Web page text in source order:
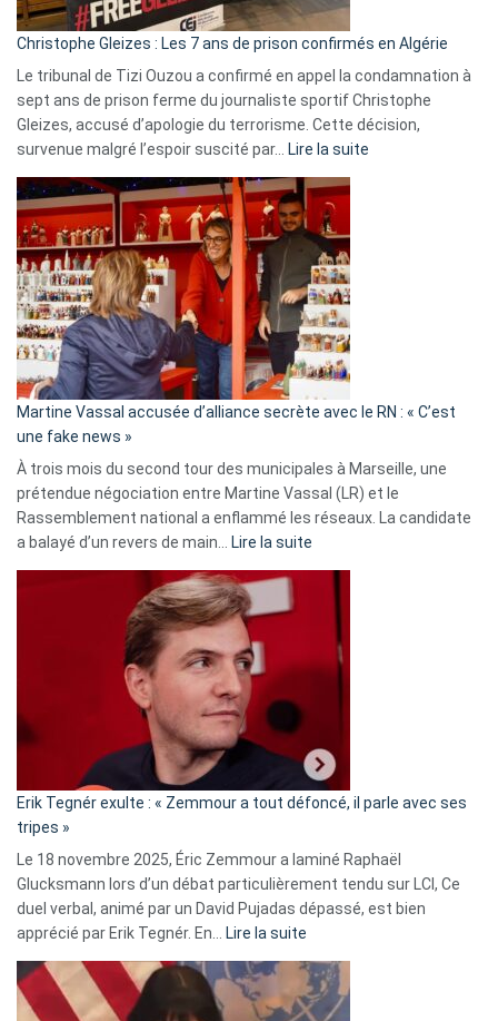
d’Israël
Christophe Gleizes : Les 7 ans de prison confirmés en Algérie
Le tribunal de Tizi Ouzou a confirmé en appel la condamnation à
sept ans de prison ferme du journaliste sportif Christophe
Gleizes, accusé d’apologie du terrorisme. Cette décision,
survenue malgré l’espoir suscité par…
Lire la suite
Algérie
Martine Vassal accusée d’alliance secrète avec le RN : « C’est
une fake news »
À trois mois du second tour des municipales à Marseille, une
prétendue négociation entre Martine Vassal (LR) et le
Rassemblement national a enflammé les réseaux. La candidate
a balayé d’un revers de main…
Lire la suite
d’alliance
secrète
«
C’est
fake
news
»
Erik Tegnér exulte : « Zemmour a tout défoncé, il parle avec ses
tripes »
Le 18 novembre 2025, Éric Zemmour a laminé Raphaël
Glucksmann lors d’un débat particulièrement tendu sur LCI, Ce
duel verbal, animé par un David Pujadas dépassé, est bien
apprécié par Erik Tegnér. En…
Lire la suite
Tegnér
exulte